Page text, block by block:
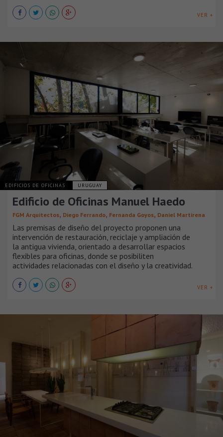
VER +
EDIFICIOS DE OFICINAS URUGUAY
Edificio de Oficinas Manuel Haedo
FGM Arquitectos, Diego Ferrando, Fernanda Goyos, Daniel Martirena
Las premisas de diseño del proyecto proponen una
intervención de restauración, reciclaje y ampliación de
la antigua vivienda, orientado a desarrollar espacios
flexibles para oficinas, donde se posibiliten
actividades relacionadas con el diseño y la creatividad.
VER +